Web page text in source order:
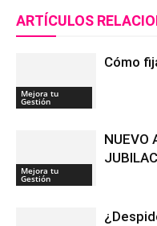
ARTÍCULOS
Mejora tu
Gestión
Cómo
Mejora tu
Gestión
NUEVO